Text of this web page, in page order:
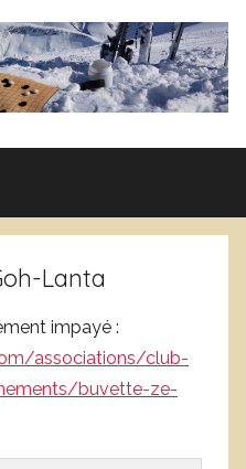
Lanta
impayé :
associations/club-
buvette-ze-